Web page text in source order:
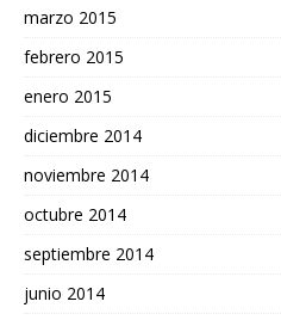
marzo 2015
febrero 2015
enero 2015
diciembre 2014
noviembre 2014
octubre 2014
septiembre 2014
junio 2014